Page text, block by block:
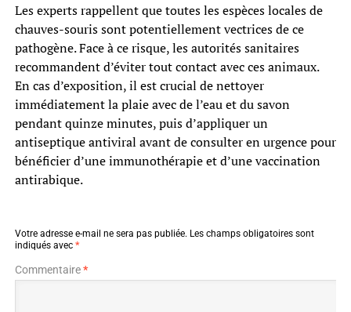
Les experts rappellent que toutes les espèces locales de
chauves-souris sont potentiellement vectrices de ce
pathogène. Face à ce risque, les autorités sanitaires
recommandent d’éviter tout contact avec ces animaux.
En cas d’exposition, il est crucial de nettoyer
immédiatement la plaie avec de l’eau et du savon
pendant quinze minutes, puis d’appliquer un
antiseptique antiviral avant de consulter en urgence pour
bénéficier d’une immunothérapie et d’une vaccination
antirabique.
Votre adresse e-mail ne sera pas publiée. Les champs obligatoires sont
indiqués avec *
Commentaire*